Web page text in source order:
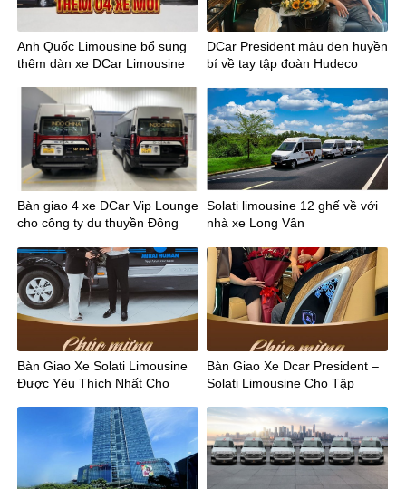
Anh Quốc Limousine bổ sung
thêm dàn xe DCar Limousine
DCar President màu đen huyền
bí về tay tập đoàn Hudeco
Bàn giao 4 xe DCar Vip Lounge
cho công ty du thuyền Đông
Solati limousine 12 ghế về với
nhà xe Long Vân
Bàn Giao Xe Solati Limousine
Được Yêu Thích Nhất Cho
Bàn Giao Xe Dcar President –
Solati Limousine Cho Tập